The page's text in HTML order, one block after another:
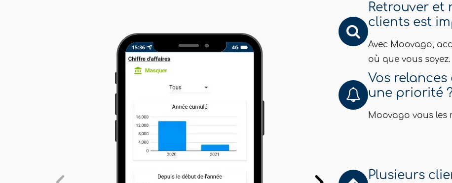
Retrouver et
clients est
Avec Moovago,
où que vous soyez.
Vos
une priorité
Moovago vous les
Plusieurs